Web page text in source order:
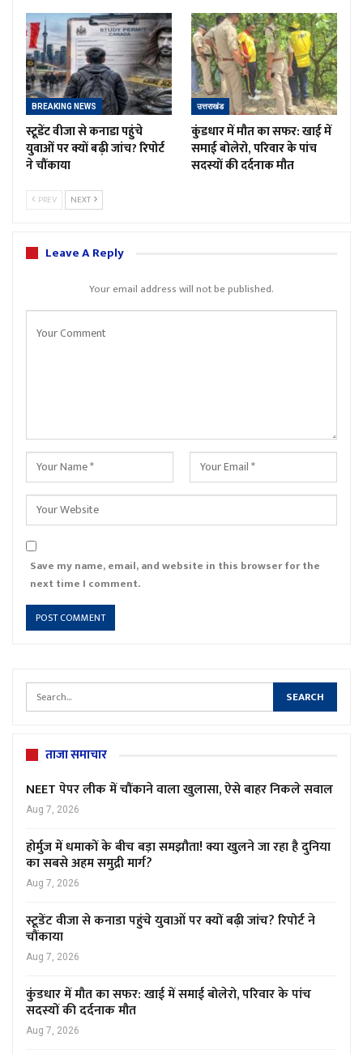
BREAKING NEWS
स्टूडेंट वीजा से कनाडा पहुंचे
युवाओं पर क्यों बढ़ी जांच? रिपोर्ट
ने चौंकाया
उत्तराखंड
कुंडधार में मौत का सफर: खाई में
समाई बोलेरो, परिवार के पांच
सदस्यों की दर्दनाक मौत
PREV NEXT
Leave A Reply
Your email address will not be published.
Save my name, email, and website in this browser for the
next time I comment.
ताजा समाचार
NEET पेपर लीक में चौंकाने वाला खुलासा, ऐसे बाहर निकले सवाल
Aug 7, 2026
होर्मुज में धमाकों के बीच बड़ा समझौता! क्या खुलने जा रहा है दुनिया
का सबसे अहम समुद्री मार्ग?
Aug 7, 2026
स्टूडेंट वीजा से कनाडा पहुंचे युवाओं पर क्यों बढ़ी जांच? रिपोर्ट ने
चौंकाया
Aug 7, 2026
कुंडधार में मौत का सफर: खाई में समाई बोलेरो, परिवार के पांच
सदस्यों की दर्दनाक मौत
Aug 7, 2026